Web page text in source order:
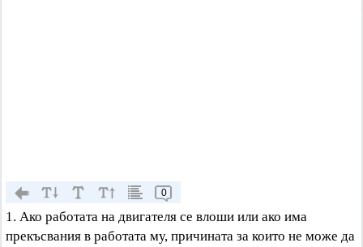
0
1. Ако работата на двигателя се влоши или ако има
прекъсвания в работата му, причината за които не може да